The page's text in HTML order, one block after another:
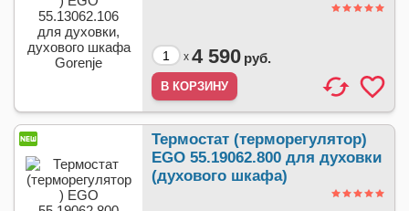
x 4 590 руб.
Термостат (терморегулятор)
EGO 55.19062.800 для духовки
(духового шкафа)